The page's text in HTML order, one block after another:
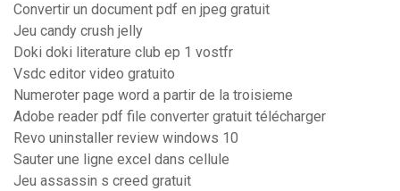
Convertir un document pdf en jpeg gratuit
Jeu candy crush jelly
Doki doki literature club ep 1 vostfr
Vsdc editor video gratuito
Numeroter page word a partir de la troisieme
Adobe reader pdf file converter gratuit télécharger
Revo uninstaller review windows 10
Sauter une ligne excel dans cellule
Jeu assassin s creed gratuit